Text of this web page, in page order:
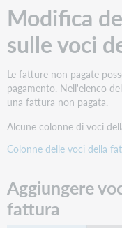
Dividere
una
fattura
più
fondi
in
base
Dividere
fattura
tra
Modifica
sulle voci
Le fatture non pagate
pagamento. Nell'elenco
una fattura non pagata.
Alcune colonne di voci
Colonne delle voci della
Aggiungere
fattura